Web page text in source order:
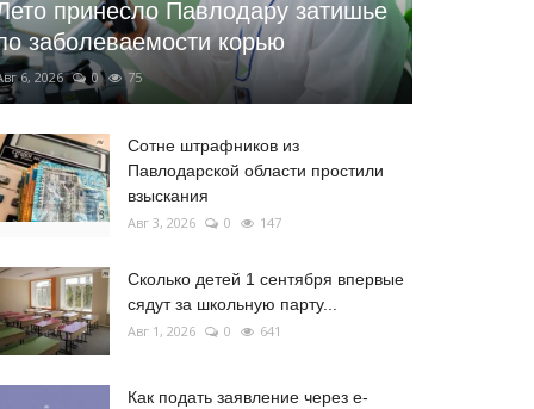
принесло Павлодару затишье
заболеваемости корью
6, 2026 0 75
Сотне штрафников из
Павлодарской области простили
взыскания
Авг 3, 2026 0 147
Сколько детей 1 сентября впервые
сядут за школьную парту...
Авг 1, 2026 0 641
Как подать заявление через e-